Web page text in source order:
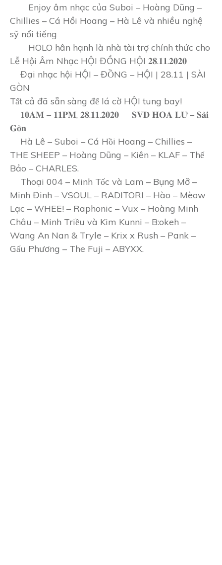
Enjoy âm nhạc của Suboi – Hoàng Dũng –
Chillies – Cá Hồi Hoang – Hà Lê và nhiều nghệ
sỹ nổi tiếng
HOLO hân hạnh là nhà tài trợ chính thức cho
Lễ Hội Âm Nhạc HỘI ĐỒNG HỘI 𝟐𝟖.𝟏𝟏.𝟐𝟎𝟐𝟎
Đại nhạc hội HỘI – ĐỒNG – HỘI | 28.11 | SÀI
GÒN
Tất cả đã sẵn sàng để lá cờ HỘI tung bay!
𝟏𝟎𝐀𝐌 – 𝟏𝟏𝐏𝐌, 𝟐𝟖.𝟏𝟏.𝟐𝟎𝟐𝟎
𝐒𝐕𝐃 𝐇𝐎𝐀 𝐋𝐔̛ – 𝐒𝐚̀𝐢
𝐆𝐨̀𝐧
Hà Lê – Suboi – Cá Hồi Hoang – Chillies –
THE SHEEP – Hoàng Dũng – Kiên – KLAF – Thế
Bảo – CHARLES.
Thoại 004 – Minh Tốc và Lam – Bụng Mỡ –
Minh Đinh – VSOUL – RADITORI – Hào – Mèow
Lạc – WHEE! – Raphonic – Vux – Hoàng Minh
Châu – Minh Triều và Kim Kunni – B:okeh –
Wang An Nan & Tryle – Krix x Rush – Pank –
Gấu Phương – The Fuji – ABYXX.